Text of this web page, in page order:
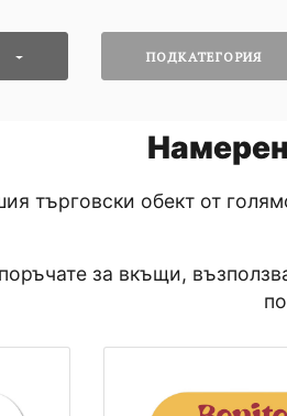
ПОДКАТЕГОРИЯ
търговски обект от
за вкъщи,